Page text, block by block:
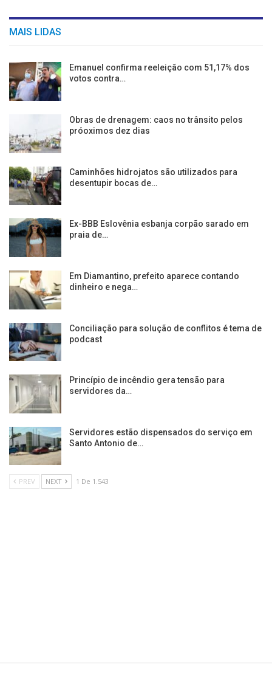
MAIS LIDAS
Emanuel confirma reeleição com 51,17% dos
votos contra…
Obras de drenagem: caos no trânsito pelos
próoximos dez dias
Caminhões hidrojatos são utilizados para
desentupir bocas de…
Ex-BBB Eslovênia esbanja corpão sarado em
praia de…
Em Diamantino, prefeito aparece contando
dinheiro e nega…
Conciliação para solução de conflitos é tema de
podcast
Princípio de incêndio gera tensão para
servidores da…
Servidores estão dispensados do serviço em
Santo Antonio de…
PREV NEXT 1 De 1.543